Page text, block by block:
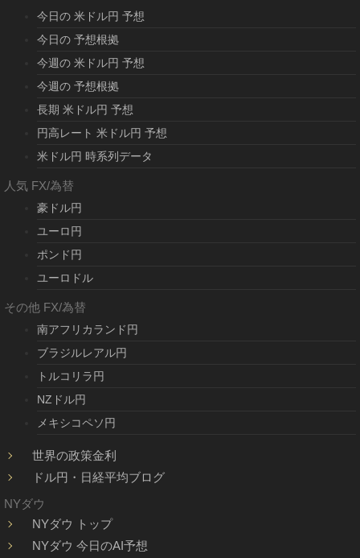
今日の 米ドル円 予想
今日の 予想根拠
今週の 米ドル円 予想
今週の 予想根拠
長期 米ドル円 予想
円高レート 米ドル円 予想
米ドル円 時系列データ
人気 FX/為替
豪ドル円
ユーロ円
ポンド円
ユーロドル
その他 FX/為替
南アフリカランド円
ブラジルレアル円
トルコリラ円
NZドル円
メキシコペソ円
世界の政策金利
ドル円・日経平均ブログ
NYダウ
NYダウ トップ
NYダウ 今日のAI予想